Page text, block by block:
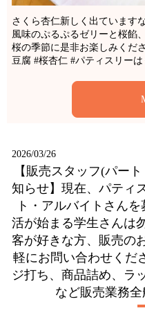
さくら杏仁新しく出ています
風味のぷるぷるゼリーと桜餡
桜の季節に是非お楽しみくだ
豆腐 #桜杏仁 #パティスリー
2026/03/26
【販売スタッフ(パー
知らせ】現在、パティ
ト・アルバイトさん
活が始まる学生さんは
客が好きな方、販売の
軽にお問い合わせくだ
ジ打ち、商品詰め、ラ
など販売業務全